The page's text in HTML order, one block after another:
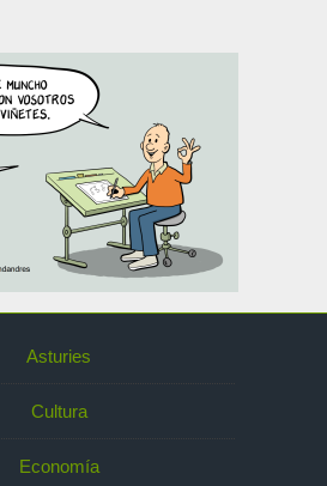
Asturies
Cultura
Economía